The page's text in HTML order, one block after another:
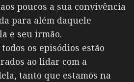
poucos a sua convivência
para além daquele
e seu irmão.
os episódios estão
ao lidar com a
tanto que estamos na